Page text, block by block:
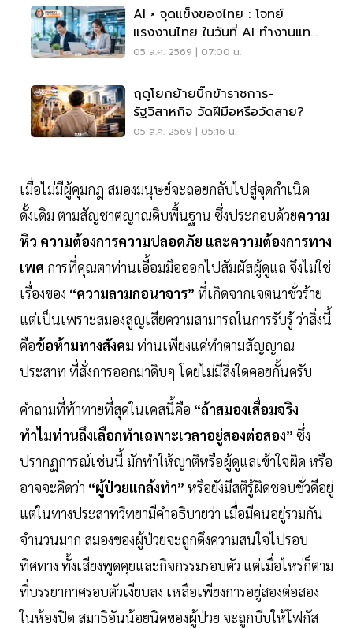
AI × จุดแข็งของไทย : โจทย์
แรงงานไทย ในวันที่ AI ทำงานแทน
เราได้มากขึ้น
05 ส.ค. 2569 | 07:00 น.
ฤดูโยกย้ายบิ๊กข้าราชการ-
รัฐวิสาหกิจ วัดฝีมือหรือวัดสาย?
05 ส.ค. 2569 | 05:16 น.
เมื่อไม่มีผู้คุมกฎ สมองมนุษย์จะถอยกลับไปสู่จุดกำเนิด
ดั้งเดิม ตามสัญชาตญาณดิบพื้นฐาน ซึ่งประกอบด้วยความ
หิว ความต้องการความปลอดภัย และความต้องการทาง
เพศ การที่คุณตาท่านเอื้อมมือออกไปสัมผัสผู้ดูแล จึงไม่ใช่
เรื่องของ “ความลามกอนาจาร” ที่เกิดจากเจตนาชั่วร้าย
แต่เป็นเพราะสมองสูญเสียความสามารถในการรับรู้ ว่าสิ่งนี้
คือข้อห้ามทางสังคม ท่านเพียงแค่ทำตามสัญญาณ
ประสาท ที่สั่งการออกมาดิบๆ โดยไม่มีสิ่งใดคอยกั้นครับ
คำถามที่ท้าทายที่สุดในเคสนี้คือ “ถ้าสมองเสื่อมจริง
ทำไมท่านถึงเลือกทำเฉพาะเวลาอยู่สองต่อสอง” ซึ่ง
ปรากฏการณ์เช่นนี้ มักทำให้ญาติหรือผู้ดูแลเข้าใจผิด หรือ
อาจจะคิดว่า “ผู้ป่วยแกล้งทำ” หรือยังมีสติรู้ผิดชอบชั่วดีอยู่
แต่ในทางประสาทวิทยามีคำอธิบายว่า เมื่อมีคนอยู่รวมกัน
จำนวนมาก สมองของผู้ป่วยจะถูกดึงความสนใจไปรอบ
ทิศทาง ทั้งเสียงพูดคุยและกิจกรรมรอบตัว แต่เมื่อไหร่ก็ตาม
ที่บรรยากาศรอบตัวเงียบลง เหลือเพียงการอยู่สองต่อสอง
ในห้องปิด สมาธิอันน้อยนิดของผู้ป่วย จะถูกบีบให้โฟกัส